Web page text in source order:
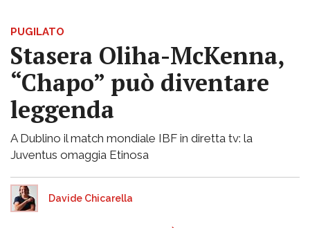
PUGILATO
Stasera Oliha-McKenna,
“Chapo” può diventare
leggenda
A Dublino il match mondiale IBF in diretta tv: la
Juventus omaggia Etinosa
Davide Chicarella